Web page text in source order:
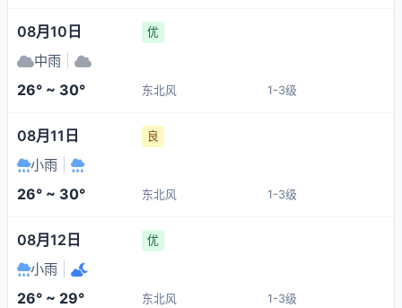
08月10日 优
中雨
26° ~ 30° 东北风 1-3级
08月11日 良
小雨
26° ~ 30° 东北风 1-3级
08月12日 优
小雨
26° ~ 29° 东北风 1-3级